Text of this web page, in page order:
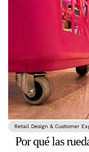
Retail Design & Customer
Por qué las